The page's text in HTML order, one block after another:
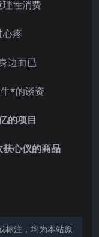
理性消费
心疼
边而已
*的谈资
的项目
心仪的商品
标注，均为本站原